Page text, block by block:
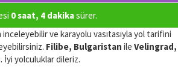
0 saat, 4 dakikasürer.
inceleyebilir ve karayolu vasıtasıyla yol tarifini
Filibe, Bulgaristan ile Velingrad,
İyi yolculuklar dileriz.